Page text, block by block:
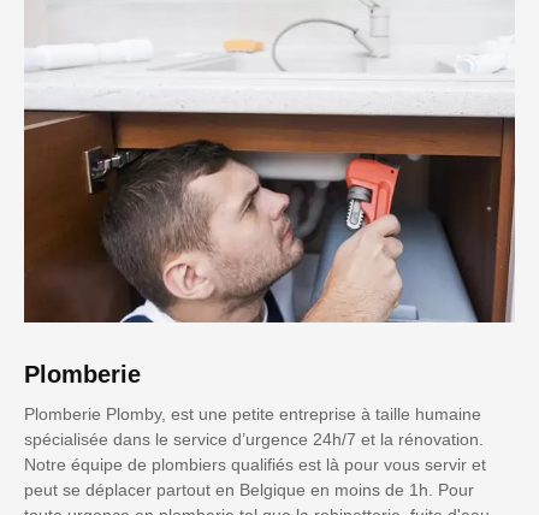
Plomberie
Plomberie Plomby, est une petite entreprise à taille humaine
spécialisée dans le service d’urgence 24h/7 et la rénovation.
Notre équipe de plombiers qualifiés est là pour vous servir et
peut se déplacer partout en Belgique en moins de 1h. Pour